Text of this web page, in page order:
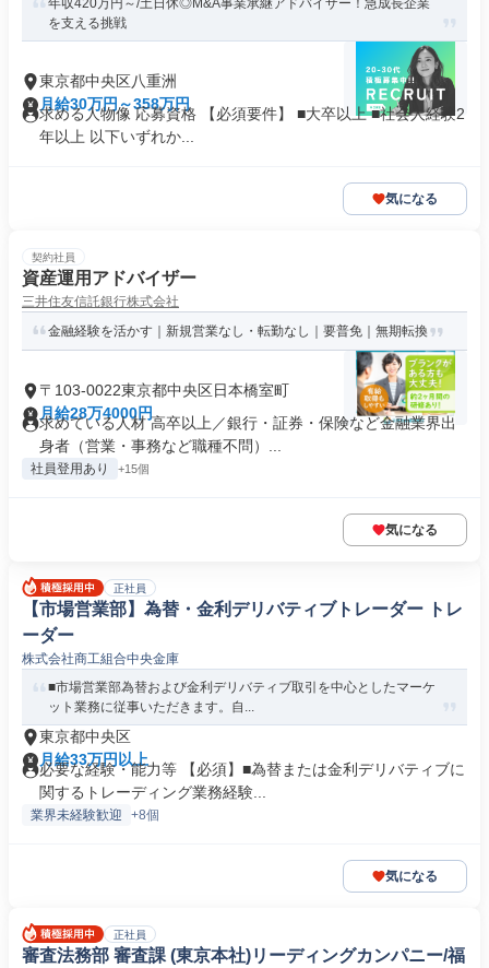
年収420万円～/土日休◎M&A事業承継アドバイザー！急成長企業
を支える挑戦
東京都中央区八重洲
月給30万円～358万円
求める人物像 応募資格 【必須要件】 ■大卒以上 ■社会人経験2
年以上 以下いずれか...
気になる
契約社員
資産運用アドバイザー
三井住友信託銀行株式会社
金融経験を活かす｜新規営業なし・転勤なし｜要普免｜無期転換
〒103-0022東京都中央区日本橋室町
月給28万4000円
求めている人材 高卒以上／銀行・証券・保険など金融業界出
身者（営業・事務など職種不問）...
社員登用あり +15個
気になる
正社員
【市場営業部】為替・金利デリバティブトレーダー トレ
ーダー
株式会社商工組合中央金庫
■市場営業部為替および金利デリバティブ取引を中心としたマーケ
ット業務に従事いただきます。自...
東京都中央区
月給33万円以上
必要な経験・能力等 【必須】■為替または金利デリバティブに
関するトレーディング業務経験...
業界未経験歓迎 +8個
気になる
正社員
審査法務部 審査課 (東京本社)リーディングカンパニー/福